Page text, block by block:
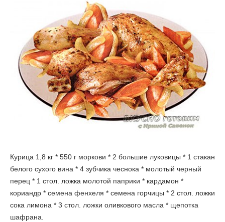
Курица 1,8 кг * 550 г моркови * 2 большие луковицы * 1 стакан
белого сухого вина * 4 зубчика чеснока * молотый черный
перец * 1 стол. ложка молотой паприки * кардамон *
кориандр * семена фенхеля * семена горчицы * 2 стол. ложки
сока лимона * 3 стол. ложки оливкового масла * щепотка
шафрана.